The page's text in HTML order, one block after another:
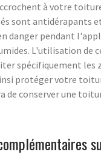
à votre
sont antidérapants
danger pendant
L'utilisation de
spécifiquement les
protéger votre
de conserver une